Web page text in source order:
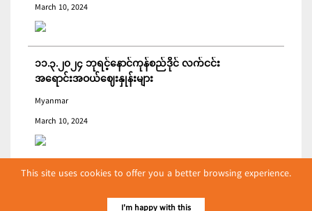
March 10, 2024
၁၁.၃.၂၀၂၄ ဘုရင့်နောင်ကုန်စည်ဒိုင် လက်ငင်း
အရောင်းအဝယ်ဈေးနှုန်းများ
Myanmar
March 10, 2024
ကမ္ဘာ့စားနပ်ရိက္ခာစျေးနှုန်းညွှန်းကိန်း ဖေဖော်ဝါရီတွင် ပြောင်း
ဆံ ဈေးကျသဖြင့် ခုနစ်လဆက်တိုက် ကျဆင်းခဲ့
This site uses cookies to offer you a better browsing experience.